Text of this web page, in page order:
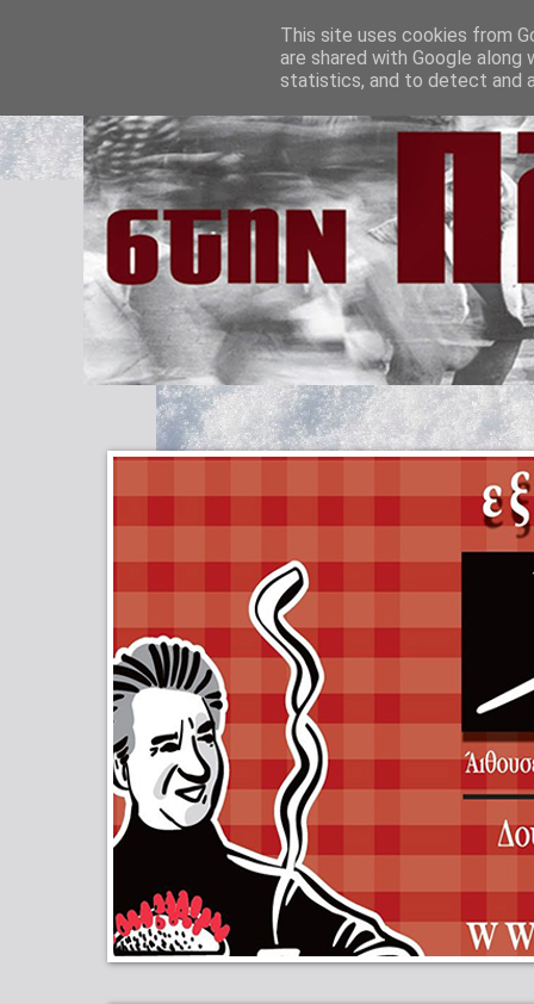
This site uses cookies from
are shared with Google
statistics, and to detect and